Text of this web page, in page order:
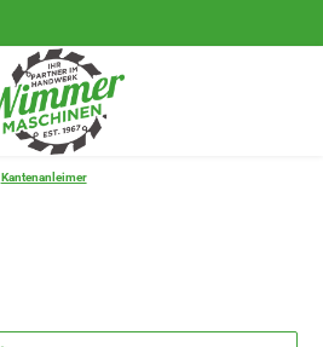
Kantenanleimer